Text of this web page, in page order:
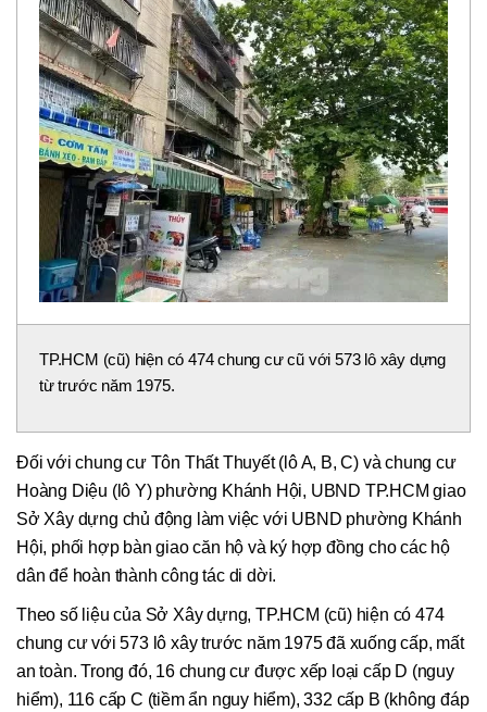
TP.HCM (cũ) hiện có 474 chung cư cũ với 573 lô xây dựng
từ trước năm 1975.
Đối với chung cư Tôn Thất Thuyết (lô A, B, C) và chung cư
Hoàng Diệu (lô Y) phường Khánh Hội, UBND TP.HCM giao
Sở Xây dựng chủ động làm việc với UBND phường Khánh
Hội, phối hợp bàn giao căn hộ và ký hợp đồng cho các hộ
dân để hoàn thành công tác di dời.
Theo số liệu của Sở Xây dựng, TP.HCM (cũ) hiện có 474
chung cư với 573 lô xây trước năm 1975 đã xuống cấp, mất
an toàn. Trong đó, 16 chung cư được xếp loại cấp D (nguy
hiểm), 116 cấp C (tiềm ẩn nguy hiểm), 332 cấp B (không đáp